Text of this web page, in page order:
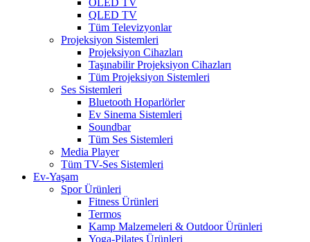
OLED TV
QLED TV
Tüm Televizyonlar
Projeksiyon Sistemleri
Projeksiyon Cihazları
Taşınabilir Projeksiyon Cihazları
Tüm Projeksiyon Sistemleri
Ses Sistemleri
Bluetooth Hoparlörler
Ev Sinema Sistemleri
Soundbar
Tüm Ses Sistemleri
Media Player
Tüm TV-Ses Sistemleri
Ev-Yaşam
Spor Ürünleri
Fitness Ürünleri
Termos
Kamp Malzemeleri & Outdoor Ürünleri
Yoga-Pilates Ürünleri